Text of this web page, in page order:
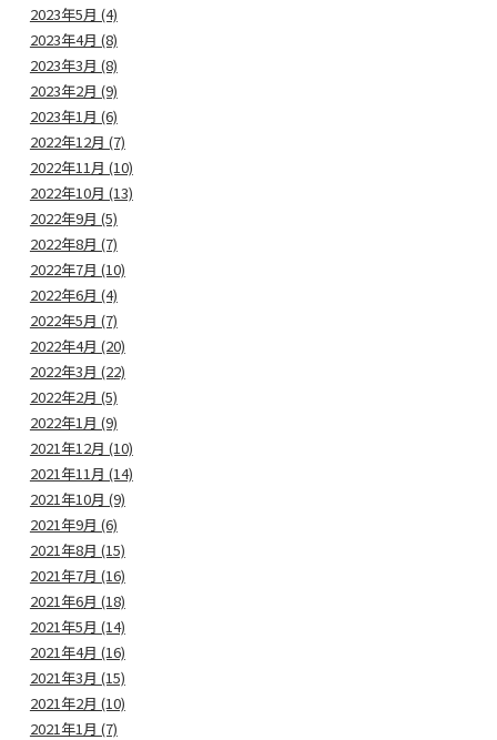
2023年5月 (4)
2023年4月 (8)
2023年3月 (8)
2023年2月 (9)
2023年1月 (6)
2022年12月 (7)
2022年11月 (10)
2022年10月 (13)
2022年9月 (5)
2022年8月 (7)
2022年7月 (10)
2022年6月 (4)
2022年5月 (7)
2022年4月 (20)
2022年3月 (22)
2022年2月 (5)
2022年1月 (9)
2021年12月 (10)
2021年11月 (14)
2021年10月 (9)
2021年9月 (6)
2021年8月 (15)
2021年7月 (16)
2021年6月 (18)
2021年5月 (14)
2021年4月 (16)
2021年3月 (15)
2021年2月 (10)
2021年1月 (7)